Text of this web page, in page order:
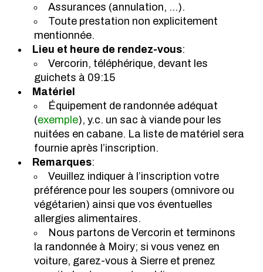
Assurances (annulation, …).
Toute prestation non explicitement
mentionnée.
Lieu et heure de rendez-vous:
Vercorin, téléphérique, devant les
guichets à 09:15
Matériel
Équipement de randonnée adéquat
(exemple), y.c. un sac à viande pour les
nuitées en cabane. La liste de matériel sera
fournie après l’inscription.
Remarques:
Veuillez indiquer à l’inscription votre
préférence pour les soupers (omnivore ou
végétarien) ainsi que vos éventuelles
allergies alimentaires.
Nous partons de Vercorin et terminons
la randonnée à Moiry; si vous venez en
voiture, garez-vous à Sierre et prenez